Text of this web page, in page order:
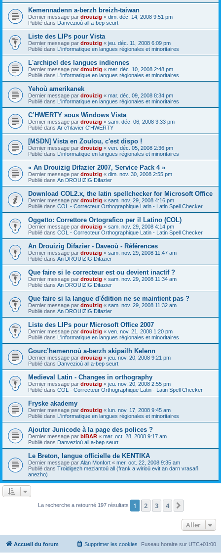
Kemennadenn a-berzh breizh-taiwan
Dernier message par drouizig « dim. déc. 14, 2008 9:51 pm
Publié dans Danvezioù all a-bep seurt
Liste des LIPs pour Vista
Dernier message par drouizig « jeu. déc. 11, 2008 6:09 pm
Publié dans L'informatique en langues régionales et minoritaires
L'archipel des langues indiennes
Dernier message par drouizig « mer. déc. 10, 2008 2:48 pm
Publié dans L'informatique en langues régionales et minoritaires
Yehoù amerikanek
Dernier message par drouizig « mar. déc. 09, 2008 8:34 pm
Publié dans L'informatique en langues régionales et minoritaires
C’HWERTY sous Windows Vista
Dernier message par drouizig « sam. déc. 06, 2008 3:33 pm
Publié dans Ar c'hlavier C'HWERTY
[MSDN] Vista en Zoulou, c'est dispo !
Dernier message par drouizig « ven. déc. 05, 2008 2:36 pm
Publié dans L'informatique en langues régionales et minoritaires
« An Drouizig Difazier 2007, Service Pack 4 »
Dernier message par drouizig « dim. nov. 30, 2008 2:55 pm
Publié dans An DROUIZIG Difazier
Download COL2.x, the latin spellchecker for Microsoft Office
Dernier message par drouizig « sam. nov. 29, 2008 4:16 pm
Publié dans COL - Correcteur Orthographique Latin - Latin Spell Checker
Oggetto: Correttore Ortografico per il Latino (COL)
Dernier message par drouizig « sam. nov. 29, 2008 4:14 pm
Publié dans COL - Correcteur Orthographique Latin - Latin Spell Checker
An Drouizig Difazier - Daveoù - Références
Dernier message par drouizig « sam. nov. 29, 2008 11:47 am
Publié dans An DROUIZIG Difazier
Que faire si le correcteur est ou devient inactif ?
Dernier message par drouizig « sam. nov. 29, 2008 11:34 am
Publié dans An DROUIZIG Difazier
Que faire si la langue d'édition ne se maintient pas ?
Dernier message par drouizig « sam. nov. 29, 2008 11:32 am
Publié dans An DROUIZIG Difazier
Liste des LIPs pour Microsoft Office 2007
Dernier message par drouizig « ven. nov. 21, 2008 1:20 pm
Publié dans L'informatique en langues régionales et minoritaires
Gourc’hemennoù a-berzh skipailh Kelenn
Dernier message par drouizig « jeu. nov. 20, 2008 9:21 pm
Publié dans Danvezioù all a-bep seurt
Medieval Latin - Changes in orthography
Dernier message par drouizig « jeu. nov. 20, 2008 2:55 pm
Publié dans COL - Correcteur Orthographique Latin - Latin Spell Checker
Fryske akademy
Dernier message par drouizig « lun. nov. 17, 2008 9:45 am
Publié dans L'informatique en langues régionales et minoritaires
Ajouter Junicode à la page des polices ?
Dernier message par bIBAR « mar. oct. 28, 2008 9:17 am
Publié dans Danvezioù all a-bep seurt
Le Breton, langue officielle de KENTIKA
Dernier message par Alan Monfort « mer. oct. 22, 2008 9:35 am
Publié dans Troidigezh meziantoù all (frank a wirioù evit an darn vrasañ
anezho)
La recherche a retourné 197 résultats 1 2 3 4
Aller
Accueil du forum Fuseau horaire sur UTC+01:00
Supprimer les cookies